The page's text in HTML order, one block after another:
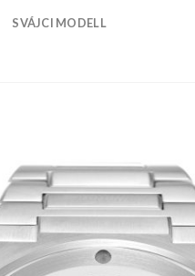
SVÁJCI MODELL